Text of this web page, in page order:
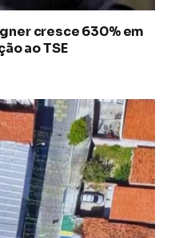
cresce 630% em
ao TSE